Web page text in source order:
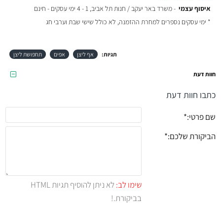
איסוף עצמי - משרד באר יעקב / חנות תל אביב, 1 - 4 ימי עסקים - חינם
* ימי עסקים נספרים למחרת ההזמנה, לא כולל שישי שבת וערבי חג
תגיות: אף ליצן אפים תחפושת ליצן
חוות דעת
כתבו חוות דעת
שם פרטי:
הביקורת שלכם:
שימו לב:
לא ניתן להוסיף תגיות HTML
בביקורת.!